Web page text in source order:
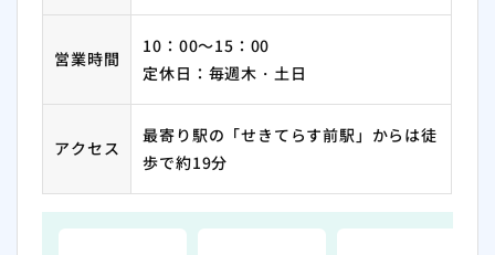
営業時間
10：00～15：00
定休日：毎週木・土日
アクセス
最寄り駅の「せきてらす前駅」からは徒
歩で約19分